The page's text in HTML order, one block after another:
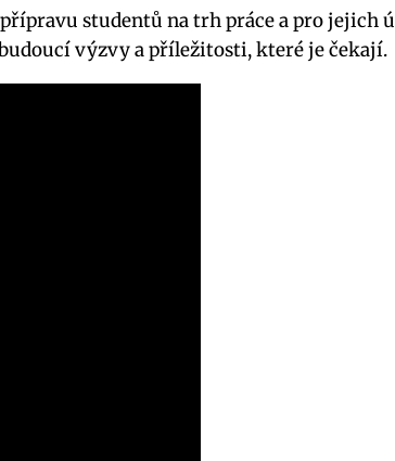
studentů na trh práce a pro jejich
výzvy a příležitosti, které je čekají.